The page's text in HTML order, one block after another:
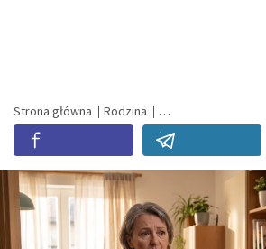
Strona główna Rodzina